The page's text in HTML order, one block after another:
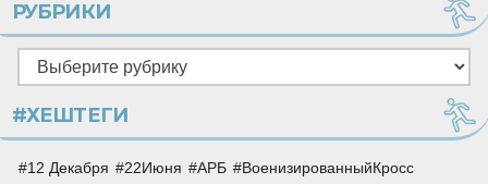
РУБРИКИ
Рубрики
#ХЕШТЕГИ
12 Декабря 22Июня АРБ
ВоенизированныйКросс